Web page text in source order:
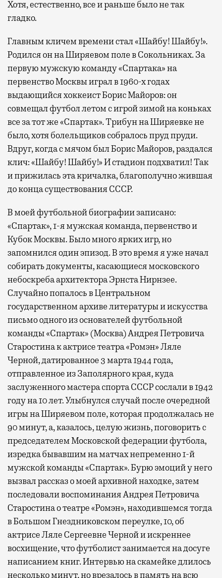
Хотя, естественно, все и раньше было не так
гладко.
Главным кличем времени стал «Шайбу! Шайбу!».
Родился он на Ширяевом поле в Сокольниках. За
первую мужскую команду «Спартака» на
первенство Москвы играл в 1960-х годах
выдающийся хоккеист Борис Майоров: он
совмещал футбол летом с игрой зимой на коньках
все за тот же «Спартак». Трибун на Ширяевке не
было, хотя болельщиков собралось пруд пруди.
Вдруг, когда с мячом был Борис Майоров, раздался
клич: «Шайбу! Шайбу!» И стадион подхватил! Так
и прижилась эта кричалка, благополучно жившая
до конца существования СССР.
В моей футбольной биографии записано:
«Спартак», 1-я мужская команда, первенство и
Кубок Москвы. Было много ярких игр, но
запомнился один эпизод. В это время я уже начал
собирать документы, касающиеся московского
небоскреба архитектора Эрнста Нирнзее.
Случайно попалось в Центральном
государственном архиве литературы и искусства
письмо одного из основателей футбольной
команды «Спартак» (Москва) Андрея Петровича
Старостина к актрисе театра «Ромэн» Ляле
Черной, датированное 3 марта 1944 года,
отправленное из Заполярного края, куда
заслуженного мастера спорта СССР сослали в 1942
году на 10 лет. Улыбнулся случай после очередной
игры на Ширяевом поле, которая продолжалась не
90 минут, а, казалось, целую жизнь, поговорить с
председателем Московской федерации футбола,
изредка бывавшим на матчах непременно 1-й
мужской команды «Спартак». Бурю эмоций у него
вызвал рассказ о моей архивной находке, затем
последовали воспоминания Андрея Петровича
Старостина о театре «Ромэн», находившемся тогда
в Большом Гнездниковском переулке, 10, об
актрисе Ляле Сергеевне Черной и искреннее
восхищение, что футболист занимается на досуге
написанием книг. Интервью на скамейке длилось
несколько минут, но врезалось в память на всю